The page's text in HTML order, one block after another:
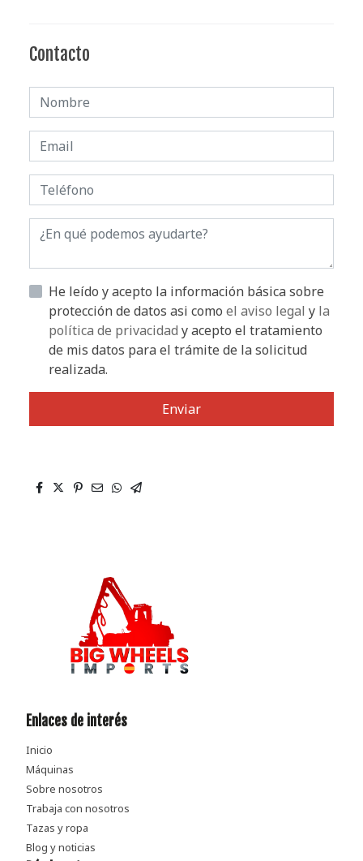
Contacto
He leído y acepto la información básica sobre
protección de datos asi como el aviso legal y la
política de privacidad y acepto el tratamiento
de mis datos para el trámite de la solicitud
realizada.
Enviar
Enlaces de interés
Inicio
Máquinas
Sobre nosotros
Trabaja con nosotros
Tazas y ropa
Blog y noticias